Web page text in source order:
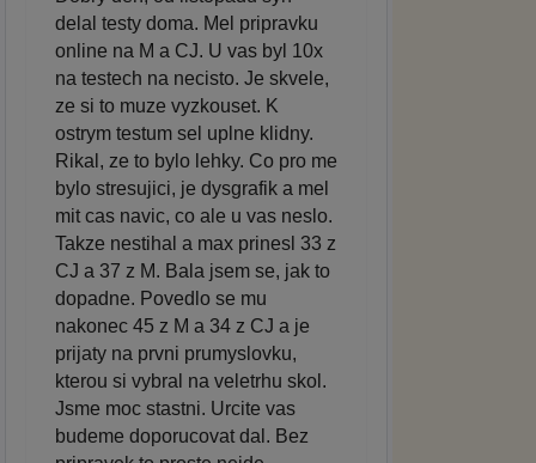
delal testy doma. Mel pripravku
online na M a CJ. U vas byl 10x
na testech na necisto. Je skvele,
ze si to muze vyzkouset. K
ostrym testum sel uplne klidny.
Rikal, ze to bylo lehky. Co pro me
bylo stresujici, je dysgrafik a mel
mit cas navic, co ale u vas neslo.
Takze nestihal a max prinesl 33 z
CJ a 37 z M. Bala jsem se, jak to
dopadne. Povedlo se mu
nakonec 45 z M a 34 z CJ a je
prijaty na prvni prumyslovku,
kterou si vybral na veletrhu skol.
Jsme moc stastni. Urcite vas
budeme doporucovat dal. Bez